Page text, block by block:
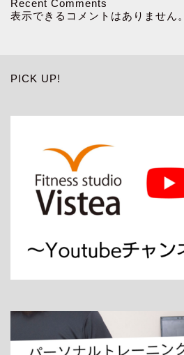
Recent Comments
表示できるコメントはありません。
PICK UP!